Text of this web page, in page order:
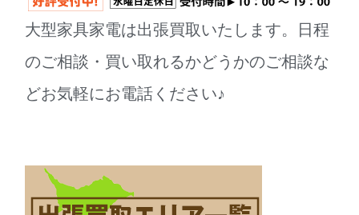
大型家具家電は出張買取いたします。日程
のご相談・買い取れるかどうかのご相談な
どお気軽にお電話ください♪